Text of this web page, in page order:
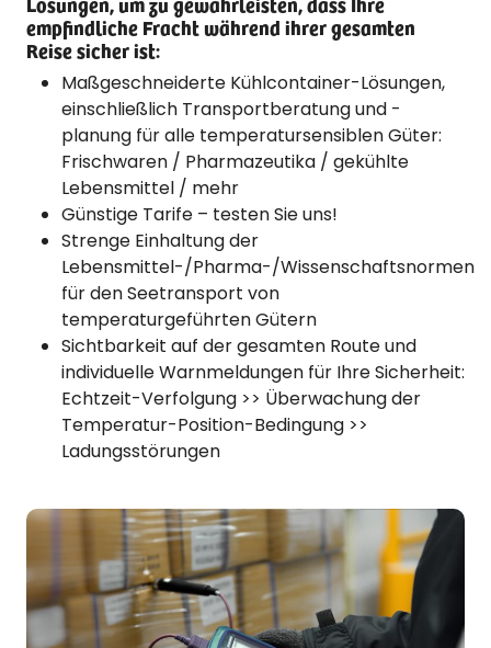
empfindliche Fracht während ihrer gesamten
Reise sicher ist:
Maßgeschneiderte Kühlcontainer-Lösungen,
einschließlich Transportberatung und -
planung für alle temperatursensiblen Güter:
Frischwaren / Pharmazeutika / gekühlte
Lebensmittel / mehr
Günstige Tarife – testen Sie uns!
Strenge Einhaltung der
Lebensmittel-/Pharma-/Wissenschaftsnormen
für den Seetransport von
temperaturgeführten Gütern
Sichtbarkeit auf der gesamten Route und
individuelle Warnmeldungen für Ihre Sicherheit:
Echtzeit-Verfolgung >> Überwachung der
Temperatur-Position-Bedingung >>
Ladungsstörungen